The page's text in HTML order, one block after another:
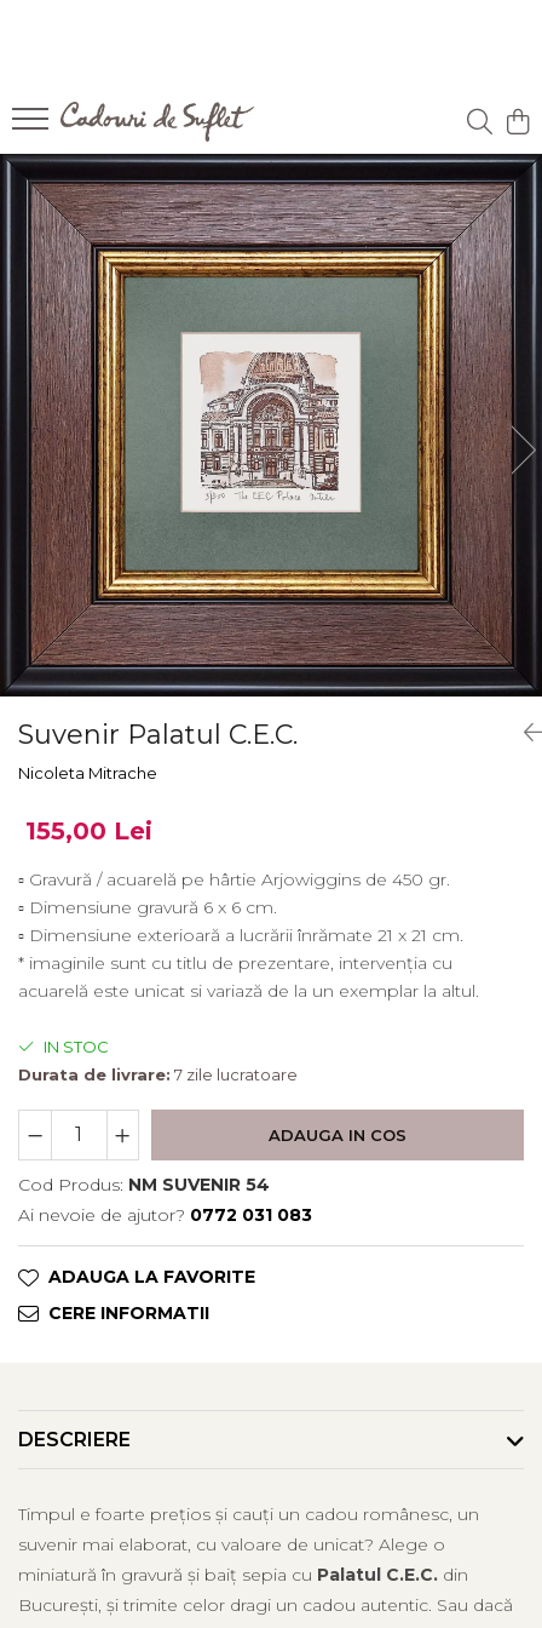
Suvenir Palatul C.E.C.
Nicoleta Mitrache
155,00 Lei
▫ Gravură / acuarelă pe hârtie Arjowiggins de 450 gr.
▫ Dimensiune gravură 6 x 6 cm.
▫ Dimensiune exterioară a lucrării înrămate 21 x 21 cm.
* imaginile sunt cu titlu de prezentare, intervenția cu
acuarelă este unicat si variază de la un exemplar la altul.
IN STOC
Durata de livrare: 7 zile lucratoare
ADAUGA IN COS
Cod Produs: NM SUVENIR 54
Ai nevoie de ajutor? 0772 031 083
ADAUGA LA FAVORITE
CERE INFORMATII
DESCRIERE
Timpul e foarte prețios și cauți un cadou românesc, un
suvenir mai elaborat, cu valoare de unicat? Alege o
miniatură în gravură și baiț sepia cu Palatul C.E.C. din
București, și trimite celor dragi un cadou autentic. Sau dacă